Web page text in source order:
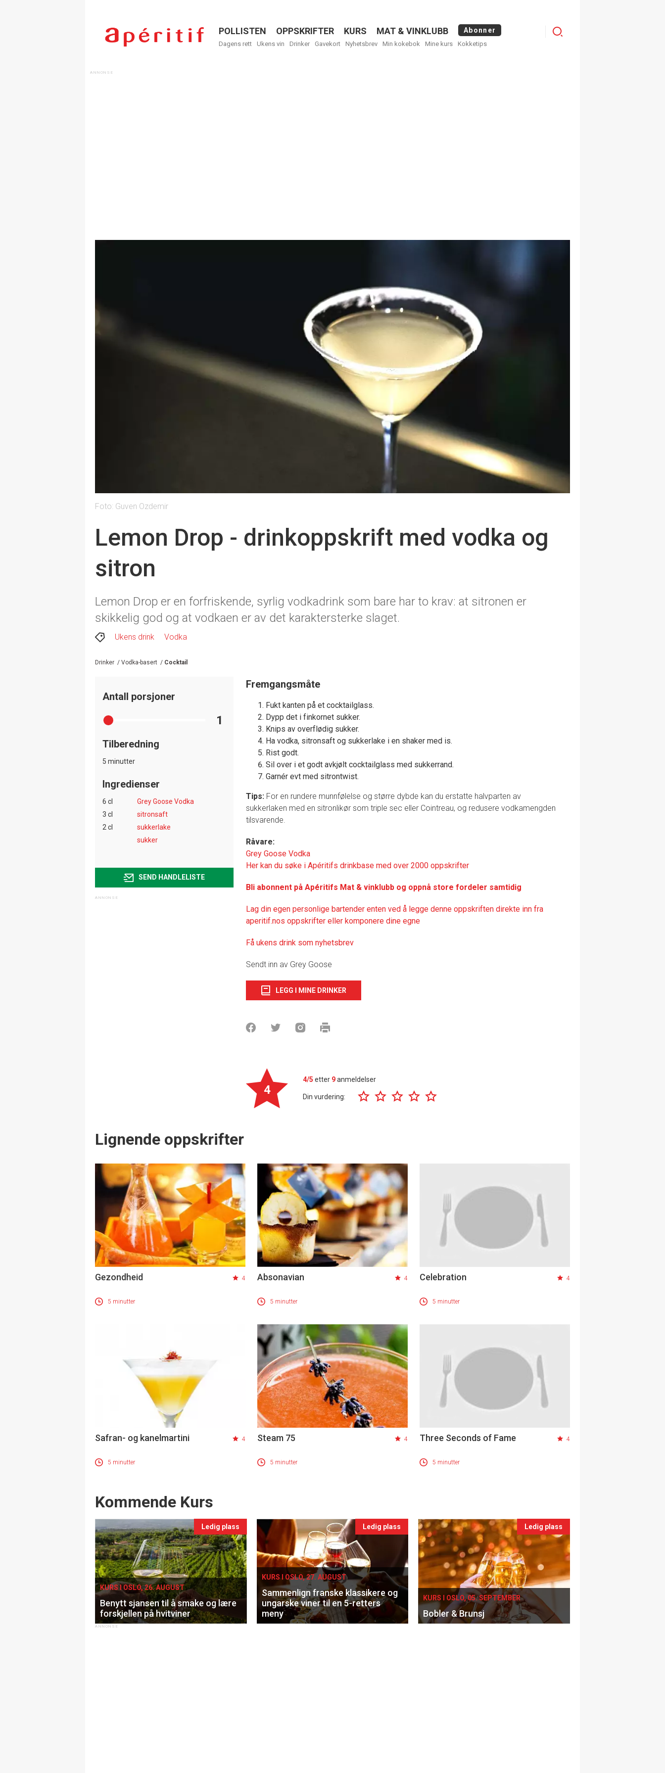
Menu
POLLISTEN OPPSKRIFTER KURS MAT & VINKLUBB Abonner
Dagens rett Ukens vin Drinker Gavekort Nyhetsbrev Min kokebok Mine kurs Kokketips
Logg
Foto: Guven Ozdemir
Lemon Drop - drinkoppskrift med vodka og
sitron
Lemon Drop er en forfriskende, syrlig vodkadrink som bare har to krav: at sitronen er
skikkelig god og at vodkaen er av det karaktersterke slaget.
Ukens drink Vodka
Drinker / Vodka-basert / Cocktail
Antall porsjoner
1
Tilberedning
5 minutter
Ingredienser
6 cl
Grey Goose Vodka
3 cl
sitronsaft
2 cl
sukkerlake
sukker
SEND HANDLELISTE
Fremgangsmåte
Fukt kanten på et cocktailglass.
Dypp det i finkornet sukker.
Knips av overflødig sukker.
Ha vodka, sitronsaft og sukkerlake i en shaker med is.
Rist godt.
Sil over i et godt avkjølt cocktailglass med sukkerrand.
Garnér evt med sitrontwist.
Tips: For en rundere munnfølelse og større dybde kan du erstatte halvparten av
sukkerlaken med en sitronlikør som triple sec eller Cointreau, og redusere vodkamengden
tilsvarende.
Råvare:
Grey Goose Vodka
Her kan du søke i Apéritifs drinkbase med over 2000 oppskrifter
Bli abonnent på Apéritifs Mat & vinklubb og oppnå store fordeler samtidig
Lag din egen personlige bartender enten ved å legge denne oppskriften direkte inn fra
aperitif.nos oppskrifter eller komponere dine egne
Få ukens drink som nyhetsbrev
Sendt inn av Grey Goose
LEGG I MINE DRINKER
4
4/5 etter 9anmeldelser
Din vurdering:
Lignende oppskrifter
Gezondheid 4
5 minutter
Absonavian 4
5 minutter
Celebration 4
5 minutter
Safran- og kanelmartini 4
5 minutter
Steam 75 4
5 minutter
Three Seconds of Fame 4
5 minutter
Events
Kommende Kurs
Ledig plass
KURS I OSLO, 26. AUGUST
Benytt sjansen til å smake og lære
forskjellen på hvitviner
Ledig plass
KURS I OSLO, 27. AUGUST
Sammenlign franske klassikere og
ungarske viner til en 5-retters
meny
Ledig plass
KURS I OSLO, 05. SEPTEMBER
Bobler & Brunsj